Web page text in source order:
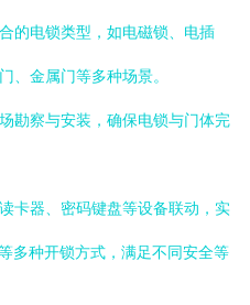
的电锁类型，如电磁锁、电插
、金属门等多种场景。
勘察与安装，确保电锁与门体完
卡器、密码键盘等设备联动，实
多种开锁方式，满足不同安全等